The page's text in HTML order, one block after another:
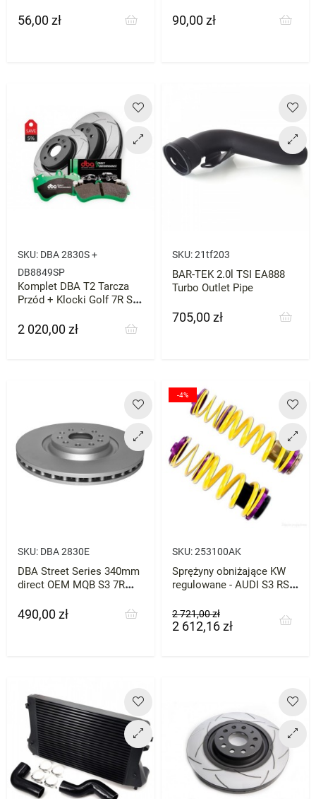
Cena
56,00 zł Cena
90,00 zł
SKU: DBA 2830S +
DB8849SP
Komplet DBA T2 Tarcza
Przód + Klocki Golf 7R S3
Cena
2 020,00 zł
SKU:21tf203
BAR-TEK 2.0l TSI EA888
Turbo Outlet Pipe
Cena
705,00 zł
SKU: DBA 2830E
DBA Street Series 340mm
direct OEM MQB S3 7R
Cena
490,00 zł
SKU:253100AK
Sprężyny obniżające KW
regulowane - AUDI S3 RS3
Cena
podstawowa
2 721,00 złCena
2 612,16 zł
-4%